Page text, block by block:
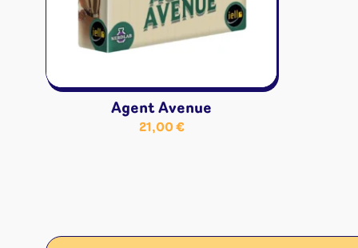
Agent Avenue
21,00€